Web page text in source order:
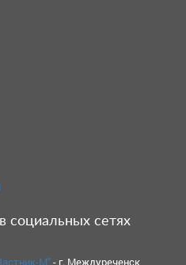
социальных сетях
М"- г. Междуреченск